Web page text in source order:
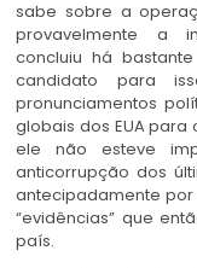
sabe sobre a
provavelmente a
concluiu há
candidato para
pronunciamentos
globais dos EUA
ele não esteve
anticorrupção dos
antecipadamente
“evidências” que
país.